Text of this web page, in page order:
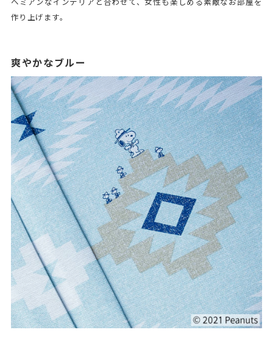
ヘミアンなインテリアと合わせて、女性も楽しめる素敵なお部屋を
作り上げます。
爽やかなブルー